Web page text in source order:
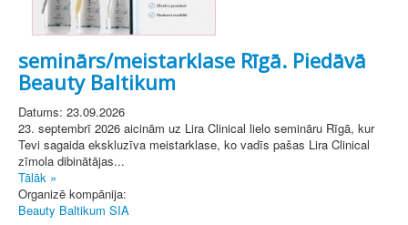
seminārs/meistarklase Rīgā. Piedāvā
Beauty Baltikum
Datums: 23.09.2026
23. septembrī 2026 aicinām uz Lira Clinical lielo semināru Rīgā, kur
Tevi sagaida ekskluzīva meistarklase, ko vadīs pašas Lira Clinical
zīmola dibinātājas...
Tālāk »
Organizē kompānija:
Beauty Baltikum SIA